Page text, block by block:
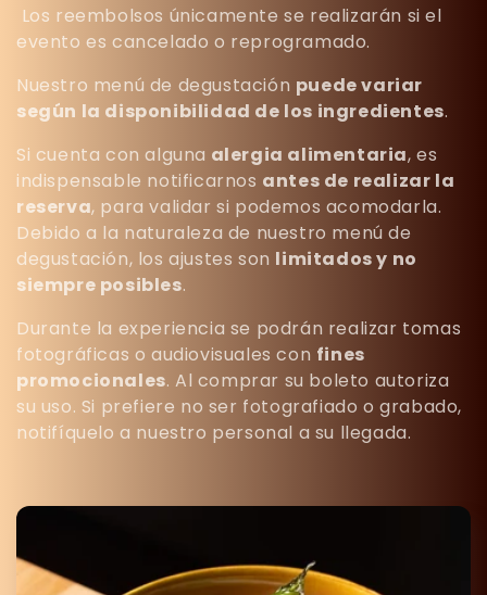
Los reembolsos únicamente se realizarán si el
evento es cancelado o reprogramado.
Nuestro menú de degustación puede variar
según la disponibilidad de los ingredientes.
Si cuenta con alguna alergia alimentaria, es
indispensable notificarnos antes de realizar la
reserva, para validar si podemos acomodarla.
Debido a la naturaleza de nuestro menú de
degustación, los ajustes son limitados y no
siempre posibles.
Durante la experiencia se podrán realizar tomas
fotográficas o audiovisuales con fines
promocionales. Al comprar su boleto autoriza
su uso. Si prefiere no ser fotografiado o grabado,
notifíquelo a nuestro personal a su llegada.